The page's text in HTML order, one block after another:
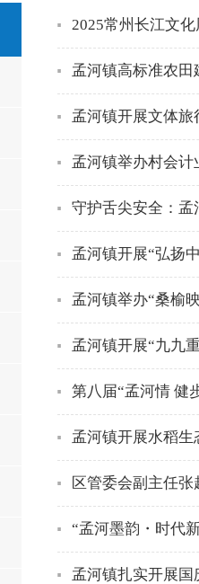
2025常州长江文
孟河镇高标准农
孟河镇开展文体
孟河镇举办村会计
守护舌尖安全：
孟河镇开展“弘扬
孟河镇举办“桑榆
孟河镇开展“九九
第八届“孟河情 健
孟河镇开展水稻
区管委会副主任
“孟河墨韵・时代
孟河镇扎实开展